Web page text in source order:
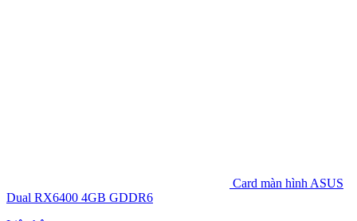
Card màn hình ASUS
Dual RX6400 4GB GDDR6